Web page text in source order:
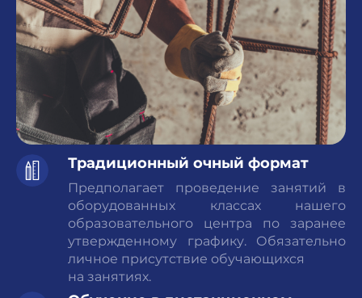
Традиционный очный формат
Предполагает проведение занятий в
оборудованных классах нашего
образовательного центра по заранее
утвержденному графику. Обязательно
личное присутствие обучающихся
на занятиях.